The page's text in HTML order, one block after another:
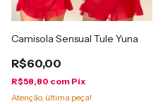
Camisola Sensual Tule Yuna
R$60,00
R$58,80 com Pix
Atenção, última peça!